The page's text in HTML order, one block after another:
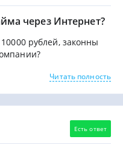
через Интернет?
рублей, законны
Читать полность
Есть ответ